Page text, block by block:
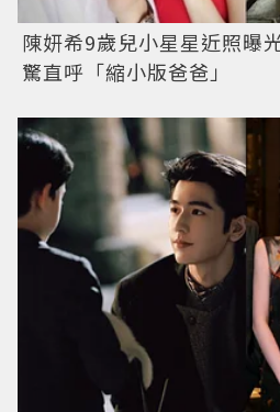
陳妍希9歲兒小星星近照曝
驚直呼「縮小版爸爸」